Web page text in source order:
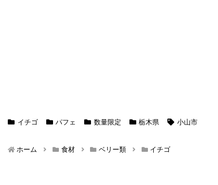
イチゴ パフェ 数量限定 栃木県 小山市
ホーム 食材 ベリー類 イチゴ